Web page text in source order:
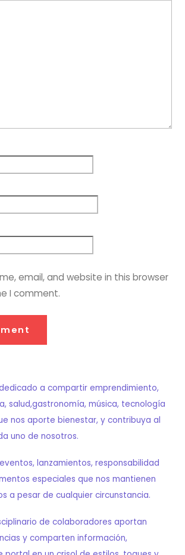
email, and website in this browser
I comment.
a compartir emprendimiento,
salud,gastronomía, música, tecnología
nos aporte bienestar, y contribuya al
uno de nosotros.
lanzamientos, responsabilidad
especiales que nos mantienen
a pesar de cualquier circunstancia.
de colaboradores aportan
y comparten información,